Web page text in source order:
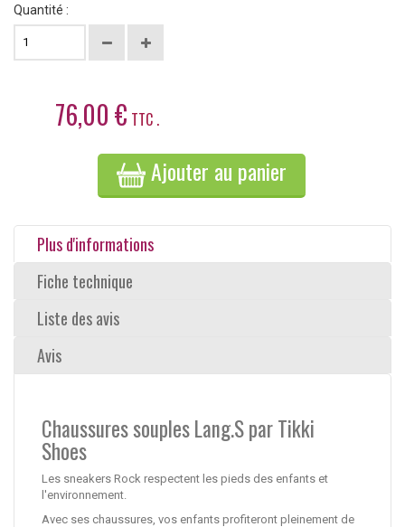
Quantité :
76,00 € TTC .
Ajouter au panier
Plus d'informations
Fiche technique
Liste des avis
Avis
Chaussures souples Lang.S par Tikki
Shoes
Les sneakers Rock respectent les pieds des enfants et
l'environnement.
Avec ses chaussures, vos enfants profiteront pleinement de